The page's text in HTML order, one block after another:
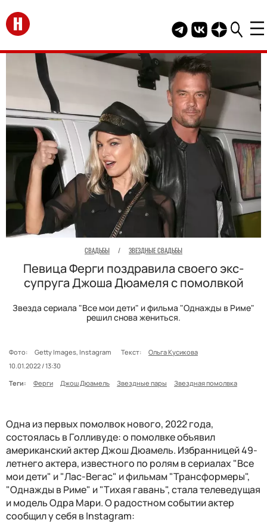
Перейти на главную
Telegram канал
Группа HELLO
Канал
СВАДЬБЫ / ЗВЕЗДНЫЕ СВАДЬБЫ
Певица Ферги поздравила своего экс-
супруга Джоша Дюамеля с помолвкой
Звезда сериала "Все мои дети" и фильма "Однажды в Риме"
решил снова жениться.
Фото: Getty Images, Instagram Текст:
Ольга Кусикова
10.01.2022 / 13:30
Теги:
Ферги Джош Дюамель Звездные пары Звездная помолвка
Одна из первых помолвок нового, 2022 года,
состоялась в Голливуде: о помолвке объявил
американский актер Джош Дюамель. Избранницей 49-
летнего актера, известного по ролям в сериалах "Все
мои дети" и "Лас-Вегас" и фильмам "Трансформеры",
"Однажды в Риме" и "Тихая гавань", стала телеведущая
и модель Одра Мари. О радостном событии актер
сообщил у себя в Instagram: